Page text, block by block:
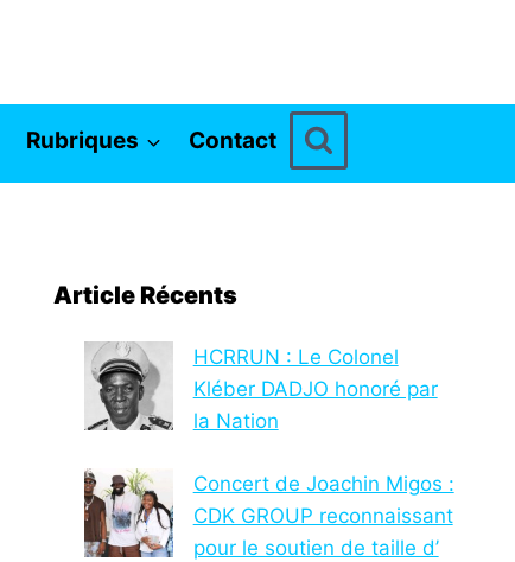
Rubriques Contact
Article Récents
HCRRUN : Le Colonel
Kléber DADJO honoré par
la Nation
Concert de Joachin Migos :
CDK GROUP reconnaissant
pour le soutien de taille d’